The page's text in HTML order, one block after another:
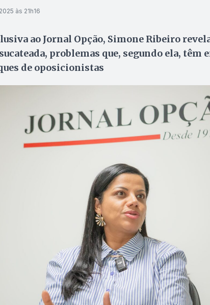
às 21h16
ao Jornal Opção, Simone Ribeiro
problemas que, segundo ela, têm
de oposicionistas